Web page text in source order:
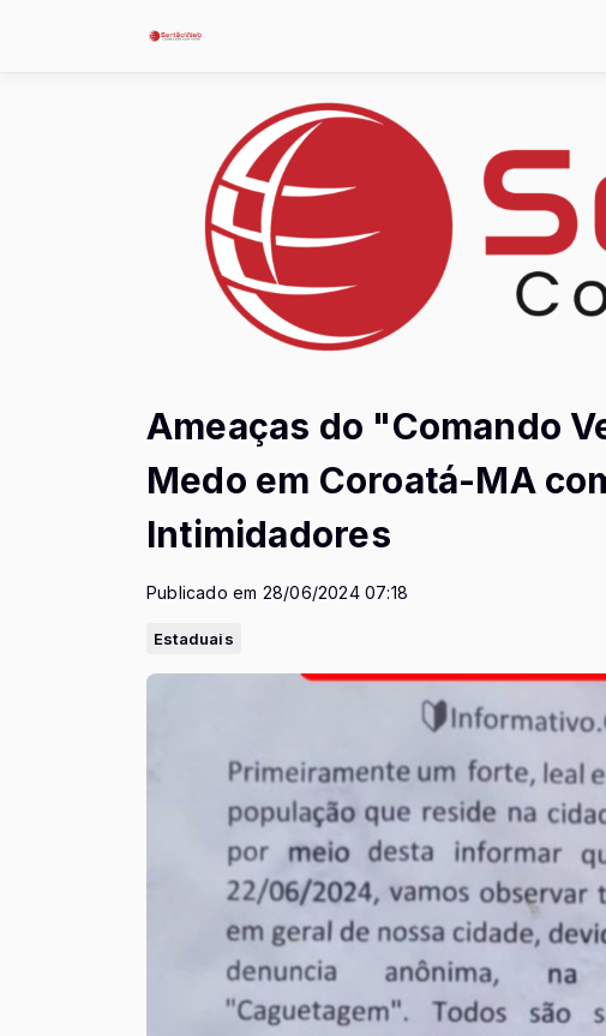
Ameaças do "Comando
Medo em Coroatá-MA
Intimidadores
Publicado em 28/06/2024 07:18
Estaduais